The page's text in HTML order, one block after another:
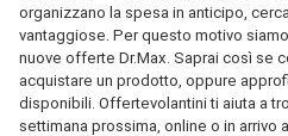
organizzano la spesa in anticipo,
vantaggiose. Per questo motivo
nuove offerte Dr.Max. Saprai così se
acquistare un prodotto, oppure
disponibili. Offertevolantini ti aiuta a
settimana prossima, online o in arrivo